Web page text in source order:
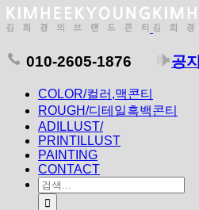
010-2605-1876 공지
COLOR/컬러,맥콘티
ROUGH/디테일흑백콘티
ADILLUST/
PRINTILLUST
PAINTING
CONTACT